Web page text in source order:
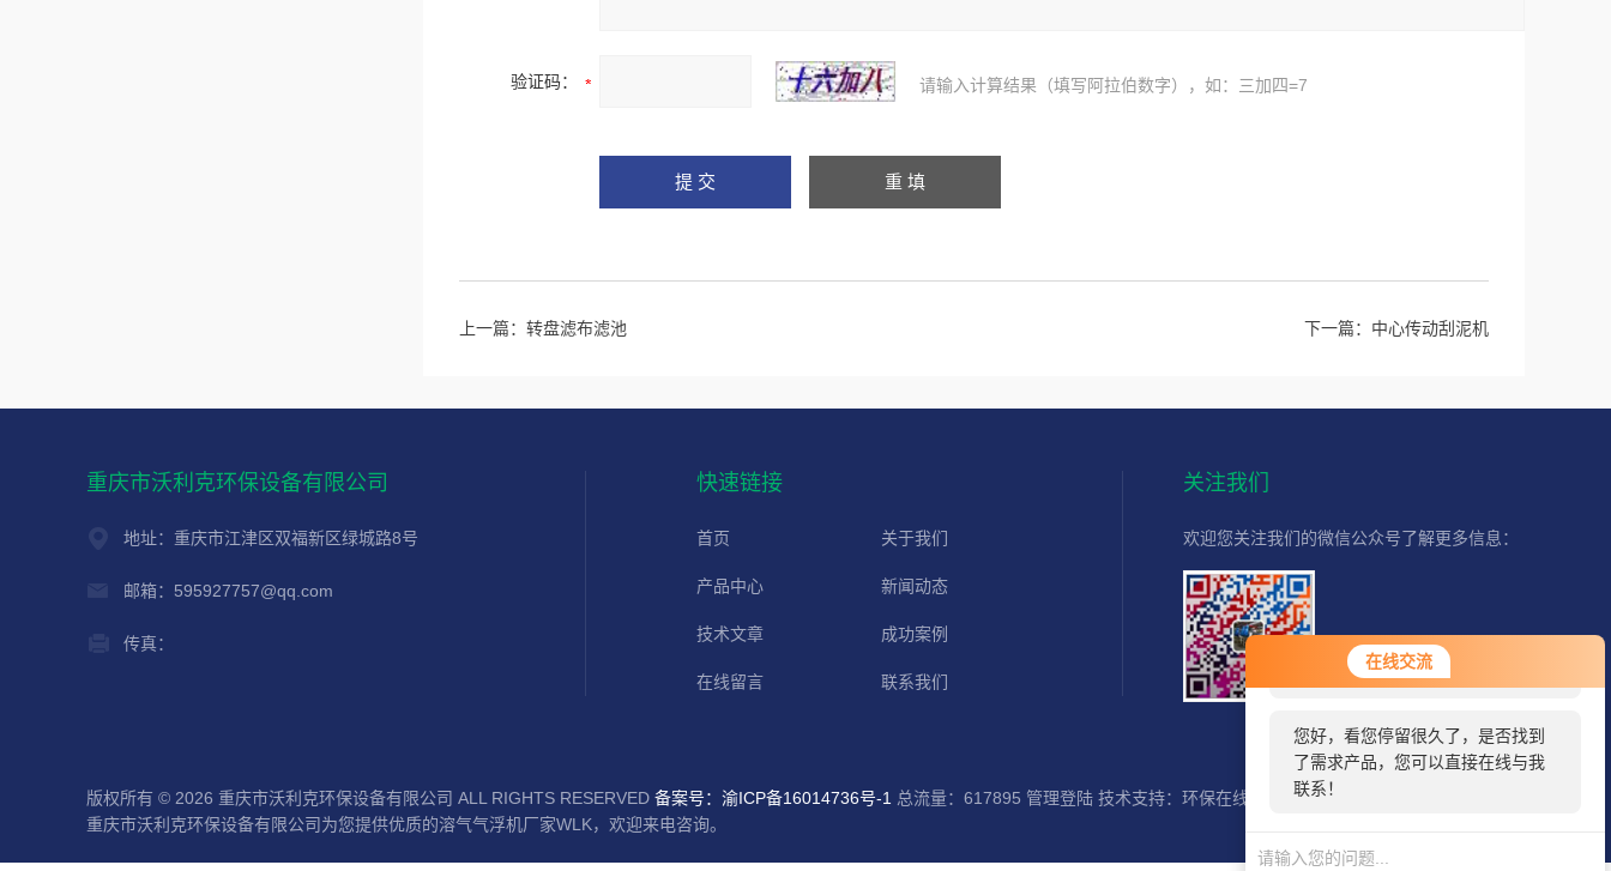
在线交流
您好！欢迎前来咨询，很高兴为您
服务，请问您要咨询什么问题呢？
您好，看您停留很久了，是否找到
了需求产品，您可以直接在线与我
联系！
验证码： 请输入计算结果（填写阿拉伯数字），如：三加四=7
上一篇： 转盘滤布滤池 下一篇： 中心传动刮泥机
重庆市沃利克环保设备有限公司
地址：重庆市江津区双福新区绿城路8号
邮箱：595927757@qq.com
传真：
快速链接
首页 关于我们
产品中心 新闻动态
技术文章 成功案例
在线留言 联系我们
关注我们
欢迎您关注我们的微信公众号了解更多信息：
扫一扫
关注我们
版权所有 © 2026 重庆市沃利克环保设备有限公司 ALL RIGHTS RESERVED 备案号：渝ICP备16014736号-1 总流量：617895 管理登陆 技术支持： 环保在线
SITEMAP.XML
重庆市沃利克环保设备有限公司为您提供优质的溶气气浮机厂家WLK，欢迎来电咨询。